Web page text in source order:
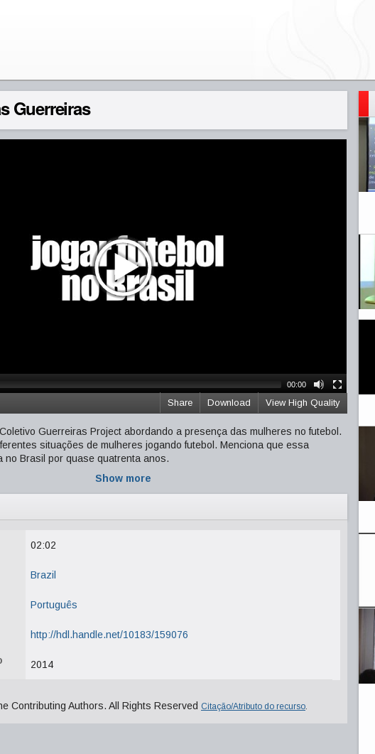
Guerreiras
00:00
View High Quality
Download
Share
Guerreiras Project abordando a presença das mulheres no futebol.
situações de mulheres jogando futebol. Menciona que essa
no Brasil por quase quatrenta anos.
Show more
02:02
Brazil
Português
http://hdl.handle.net/10183/159076
2014
Contributing Authors. All Rights Reserved Citação/Atributo do recurso.